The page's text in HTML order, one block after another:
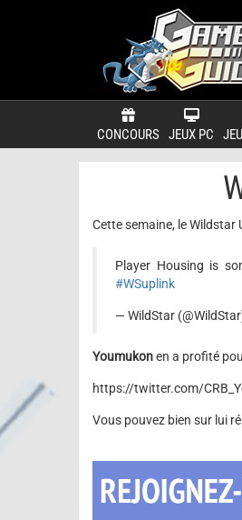
CONCOURS JEUX PC
Cette semaine, le Wildstar
Player Housing is
#WSuplink
— WildStar
Youmukonen a profité
https://twitter.com/
Vous pouvez bien sur lui